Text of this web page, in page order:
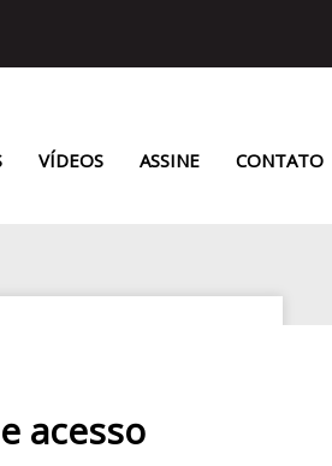
VÍDEOS ASSINE CONTATO
acesso